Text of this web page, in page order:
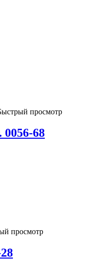
просмотр
0056-68
просмотр